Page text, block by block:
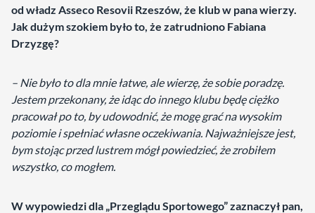
od władz Asseco Resovii Rzeszów, że klub w pana wierzy.
Jak dużym szokiem było to, że zatrudniono Fabiana
Drzyzgę?
– Nie było to dla mnie łatwe, ale wierzę, że sobie poradzę.
Jestem przekonany, że idąc do innego klubu będę ciężko
pracował po to, by udowodnić, że mogę grać na wysokim
poziomie i spełniać własne oczekiwania. Najważniejsze jest,
bym stojąc przed lustrem mógł powiedzieć, że zrobiłem
wszystko, co mogłem.
W wypowiedzi dla „Przeglądu Sportowego” zaznaczył pan,